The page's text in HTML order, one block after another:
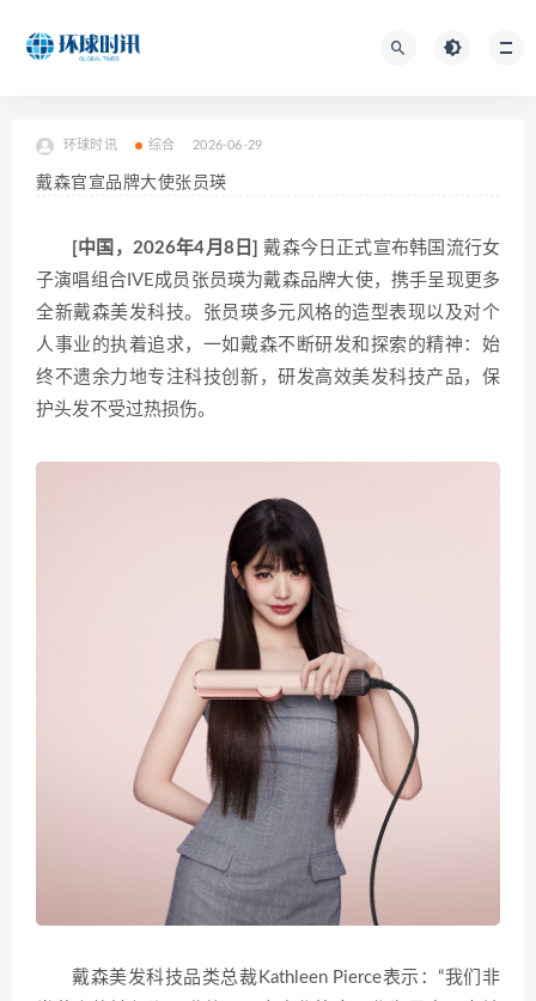
环球时讯 综合 2026-06-29
戴森官宣品牌大使张员瑛
[中国，2026年4月8日] 戴森今日正式宣布韩国流行女
子演唱组合IVE成员张员瑛为戴森品牌大使，携手呈现更多
全新戴森美发科技。张员瑛多元风格的造型表现以及对个
人事业的执着追求，一如戴森不断研发和探索的精神：始
终不遗余力地专注科技创新，研发高效美发科技产品，保
护头发不受过热损伤。
戴森美发科技品类总裁Kathleen Pierce表示：“我们非